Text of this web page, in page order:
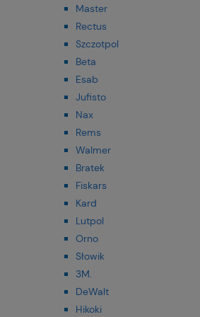
Master
Rectus
Szczotpol
Beta
Esab
Jufisto
Nax
Rems
Walmer
Bratek
Fiskars
Kard
Lutpol
Orno
Słowik
3M.
DeWalt
Hikoki